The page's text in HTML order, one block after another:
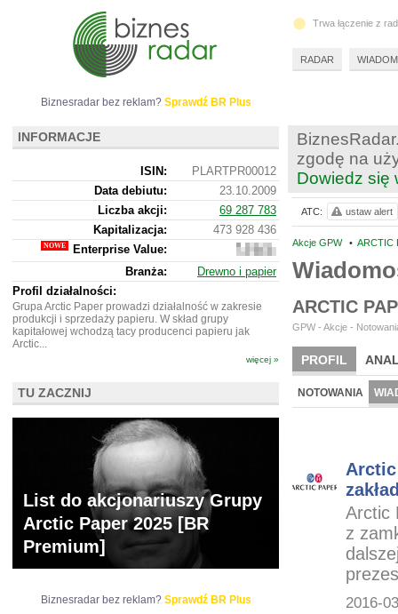
zgodę na
Dowiedz się
Akcje GPW • ARCTIC
ARCTIC
GPW - Akcje -
PROFIL
WYCENA BR
NOTOWANIA
Arctic
z
2016-
ATC: ustaw alert
Biznesradar bez reklam? Sprawdź BR Plus
INFORMACJE
ISIN:
PLARTPR00012
Data debiutu:
23.10.2009
Liczba akcji:
69 287 783
Kapitalizacja:
473 928 436
Enterprise Value:
702
961
436
Branża:
Drewno i papier
Profil działalności:
Grupa Arctic Paper prowadzi działalność w zakresie
produkcji i sprzedaży papieru. W skład grupy
kapitałowej wchodzą tacy producenci papieru jak
Arctic...
więcej »
TU ZACZNIJ
List do akcjonariuszy Grupy
Arctic Paper 2025 [BR
Premium]
Biznesradar bez reklam? Sprawdź BR Plus
Trwa łączenie z
RADAR